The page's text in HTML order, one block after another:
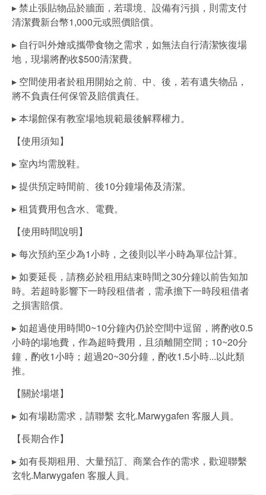
▸ 禁止張貼物品於牆面，若環境、設備有污損，則需支付
清潔費新台幣1,000元或照價賠償。
▸ 自行叫外燴或攜帶食物之需求，如無法自行清潔恢復場
地，現場將酌收$500清潔費。
▸ 空間使用者於租用開始之前、中、後，若有遺失物品，
將不負責任何保管及賠償責任。
▸ 本場館保有教室場地規範最後解釋權力。
【使用須知】
▸ 室內均需脫鞋。
▸ 提供預定時間前、後10分鐘場佈及清潔。
▸ 租賃費用包含水、電費。
【使用時間說明】
▸ 每次預約至少為1小時，之後則以半小時為單位計算。
▸ 如要延長，請務必於租用結束時間之30分鐘以前告知加
時。若超時影響下一時段租借者，需承擔下一時段租借者
之損害賠償。
▸ 如超過使用時間0~10分鐘內仍於空間中逗留，將酌收0.5
小時的場地費，作為超時費用，且須離開空間；10~20分
鐘，酌收1小時；超過20~30分鐘，酌收1.5小時...以此類
推。
【關於場堪】
▸ 如有場勘需求，請聯繫 玄牝.Marwygafen 客服人員。
【長期合作】
▸ 如有長期租用、大量預訂、商業合作的需求，歡迎聯繫
玄牝.Marwygafen 客服人員。